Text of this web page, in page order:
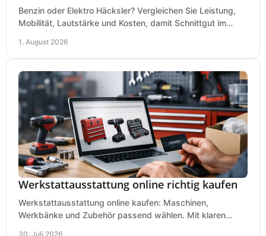
Benzin oder Elektro Häcksler? Vergleichen Sie Leistung,
Mobilität, Lautstärke und Kosten, damit Schnittgut im
1. August 2026
Werkstattausstattung online richtig kaufen
Werkstattausstattung online kaufen: Maschinen,
Werkbänke und Zubehör passend wählen. Mit klaren
30. Juli 2026